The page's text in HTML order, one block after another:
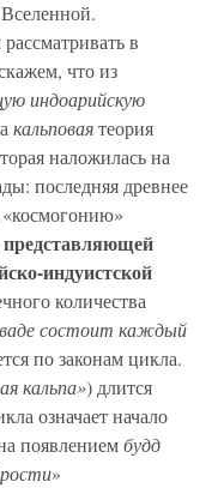
в
что из
индоарийскую
кальповаятеория
наложилась на
последняя древнее
представляющей
индуистской
количества
состоит каждый
по законам цикла.
кальпа») длится
означает начало
появлениембудд
»